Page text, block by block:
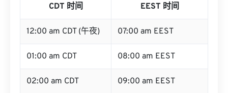
CDT 时间 EEST 时间
12:00 am CDT (午夜) 07:00 am EEST
01:00 am CDT 08:00 am EEST
02:00 am CDT 09:00 am EEST